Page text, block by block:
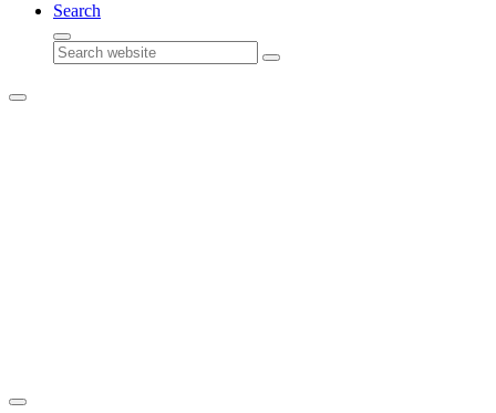
Search
Search